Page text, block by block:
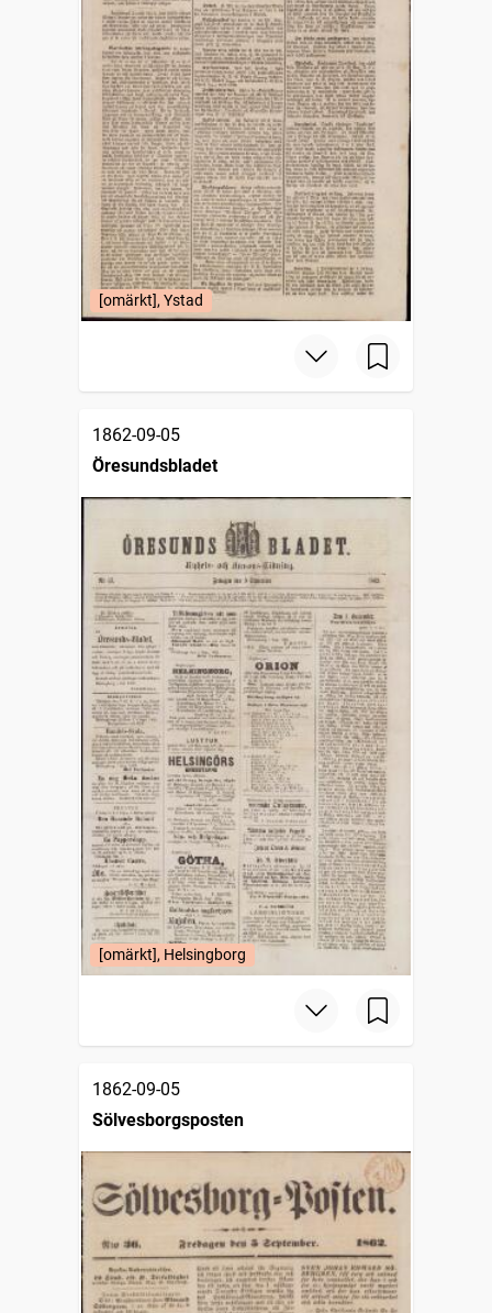
[omärkt], Ystad
1862-09-05
Öresundsbladet
[omärkt], Helsingborg
1862-09-05
Sölvesborgsposten